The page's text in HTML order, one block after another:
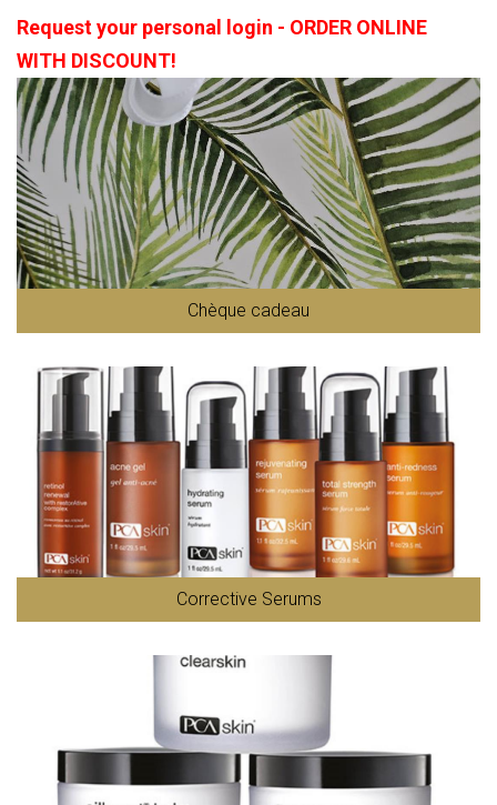
Request your personal login - ORDER ONLINE
WITH DISCOUNT!
Chèque cadeau
Corrective Serums